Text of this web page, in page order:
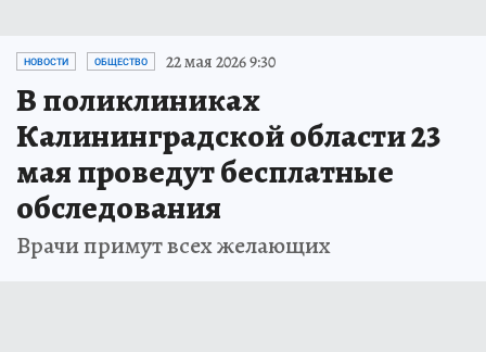
НОВОСТИ ОБЩЕСТВО 22 мая 2026 9:30
В поликлиниках
Калининградской области 23
мая проведут бесплатные
обследования
Врачи примут всех желающих